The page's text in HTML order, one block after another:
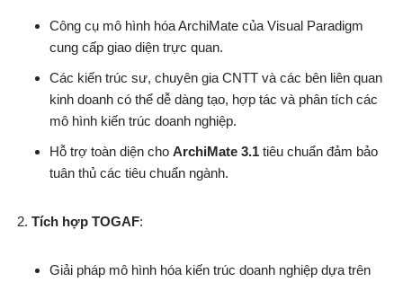
Công cụ mô hình hóa ArchiMate của Visual Paradigm
cung cấp giao diện trực quan.
Các kiến trúc sư, chuyên gia CNTT và các bên liên quan
kinh doanh có thể dễ dàng tạo, hợp tác và phân tích các
mô hình kiến trúc doanh nghiệp.
Hỗ trợ toàn diện cho ArchiMate 3.1 tiêu chuẩn đảm bảo
tuân thủ các tiêu chuẩn ngành.
Tích hợp TOGAF:
Giải pháp mô hình hóa kiến trúc doanh nghiệp dựa trên